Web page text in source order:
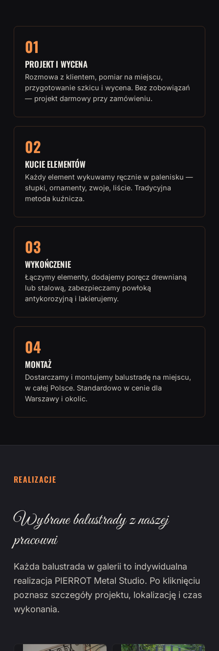
01
PROJEKT I WYCENA
Rozmowa z klientem, pomiar na miejscu,
przygotowanie szkicu i wycena. Bez zobowiązań
— projekt darmowy przy zamówieniu.
02
KUCIE ELEMENTÓW
Każdy element wykuwamy ręcznie w palenisku —
słupki, ornamenty, zwoje, liście. Tradycyjna
metoda kuźnicza.
03
WYKOŃCZENIE
Łączymy elementy, dodajemy poręcz drewnianą
lub stalową, zabezpieczamy powłoką
antykorozyjną i lakierujemy.
04
MONTAŻ
Dostarczamy i montujemy balustradę na miejscu,
w całej Polsce. Standardowo w cenie dla
Warszawy i okolic.
REALIZACJE
Wybrane balustrady z naszej
pracowni
Każda balustrada w galerii to indywidualna
realizacja PIERROT Metal Studio. Po kliknięciu
poznasz szczegóły projektu, lokalizację i czas
wykonania.